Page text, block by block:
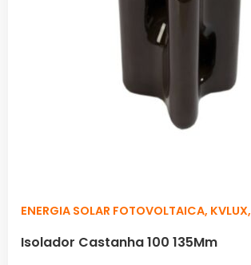
ENERGIA SOLAR FOTOVOLTAICA, KVLUX,
Isolador Castanha 100 135Mm